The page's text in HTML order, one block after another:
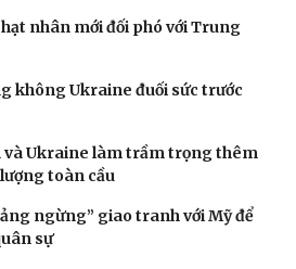
nhân mới đối phó với Trung
không Ukraine đuối sức trước
Ukraine làm trầm trọng thêm
toàn cầu
ngừng” giao tranh với Mỹ để
sự